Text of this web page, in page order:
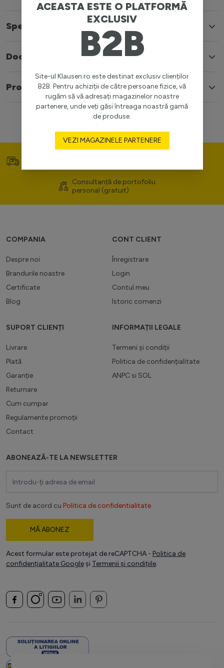
Specificatii
Documente
Produse similare
ACEASTA ESTE O PLATFORMĂ
EXCLUSIV
B2B
Site-ul Klausen.ro este destinat exclusiv clienților
B2B. Pentru achiziții de către persoane fizice, vă
rugăm să vă adresați magazinelor noastre
partenere, unde veți găsi întreaga noastră gamă
de produse.
VEZI MAGAZINELE PARTENERE
Consultanță de portofoliu
personal (gratuit)
COMPANIA
Despre noi
Brandurile noastre
Certificate
Blog
CONT CLIENT
Înregistrare
Login
Contul meu
Istoric comenzi
SUPORT CLIENȚI
Livrare
Plată
Garanție
Returnare
Cum cumpar
Regulamente promoții
Contact
INFORMAȚII LEGALE
Termeni și condiții
Politica de confidențialitate
ANPC si SOL
ABONEAZĂ-TE LA NEWSLETTER
Sunt de acord cu Politica de confidentialitate
MĂ ABONEZ
Acest formular este protejat de reCAPTCHA - Politica de
confidențialitate Google și Termenii și condițiile.